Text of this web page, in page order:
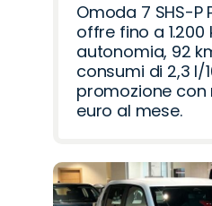
Omoda 7 SHS-P
offre fino a 1.200
autonomia, 92
consumi di 2,3 l/
promozione con
euro al mese.